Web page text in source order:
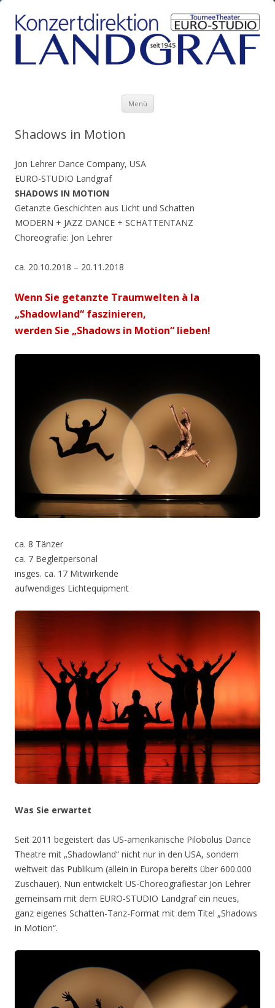
Menü
Shadows in Motion
Jon Lehrer Dance Company, USA
EURO-STUDIO Landgraf
SHADOWS IN MOTION
Getanzte Geschichten aus Licht und Schatten
MODERN + JAZZ DANCE + SCHATTENTANZ
Choreografie: Jon Lehrer
ca. 20.10.2018 – 20.11.2018
Wenn Sie getanzte Traumwelten à la
„Shadowland“ faszinieren,
werden Sie „Shadows in Motion“ lieben!
ca. 8 Tänzer
ca. 7 Begleitpersonal
insges. ca. 17 Mitwirkende
aufwendiges Lichtequipment
Was Sie erwartet
Seit 2011 begeistert das US-amerikanische Pilobolus Dance
Theatre mit „Shadowland“ nicht nur in den USA, sondern
weltweit das Publikum (allein in Europa bereits über 600.000
Zuschauer). Nun entwickelt US-Choreografiestar Jon Lehrer
gemeinsam mit dem EURO-STUDIO Landgraf ein neues,
ganz eigenes Schatten-Tanz-Format mit dem Titel „Shadows
in Motion“.